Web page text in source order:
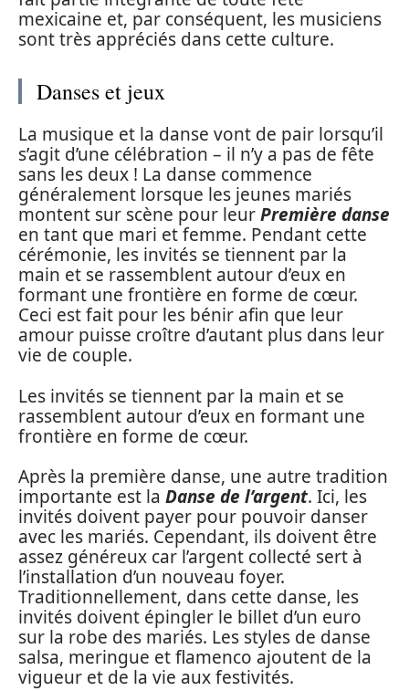
mexicaine et, par conséquent, les musiciens
sont très appréciés dans cette culture.
Danses et jeux
La musique et la danse vont de pair lorsqu’il
s’agit d’une célébration – il n’y a pas de fête
sans les deux ! La danse commence
généralement lorsque les jeunes mariés
montent sur scène pour leurPremière danse
en tant que mari et femme. Pendant cette
cérémonie, les invités se tiennent par la
main et se rassemblent autour d’eux en
formant une frontière en forme de cœur.
Ceci est fait pour les bénir afin que leur
amour puisse croître d’autant plus dans leur
vie de couple.
Les invités se tiennent par la main et se
rassemblent autour d’eux en formant une
frontière en forme de cœur.
Après la première danse, une autre tradition
importante est la Danse de l’argent. Ici, les
invités doivent payer pour pouvoir danser
avec les mariés. Cependant, ils doivent être
assez généreux car l’argent collecté sert à
l’installation d’un nouveau foyer.
Traditionnellement, dans cette danse, les
invités doivent épingler le billet d’un euro
sur la robe des mariés. Les styles de danse
salsa, meringue et flamenco ajoutent de la
vigueur et de la vie aux festivités.